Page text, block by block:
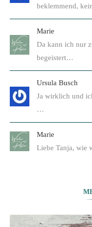
beklemmend,
Marie
Da kann ich nur
begeistert…
Ursula Busch
Ja wirklich und
…
Marie
Liebe Tanja, wie